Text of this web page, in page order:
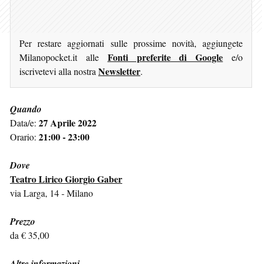
Per restare aggiornati sulle prossime novità, aggiungete
Milanopocket.it alle Fonti preferite di Google e/o
iscrivetevi alla nostra Newsletter.
Quando
Data/e: 27 Aprile 2022
Orario: 21:00 - 23:00
Dove
Teatro Lirico Giorgio Gaber
via Larga, 14 - Milano
Prezzo
da € 35,00